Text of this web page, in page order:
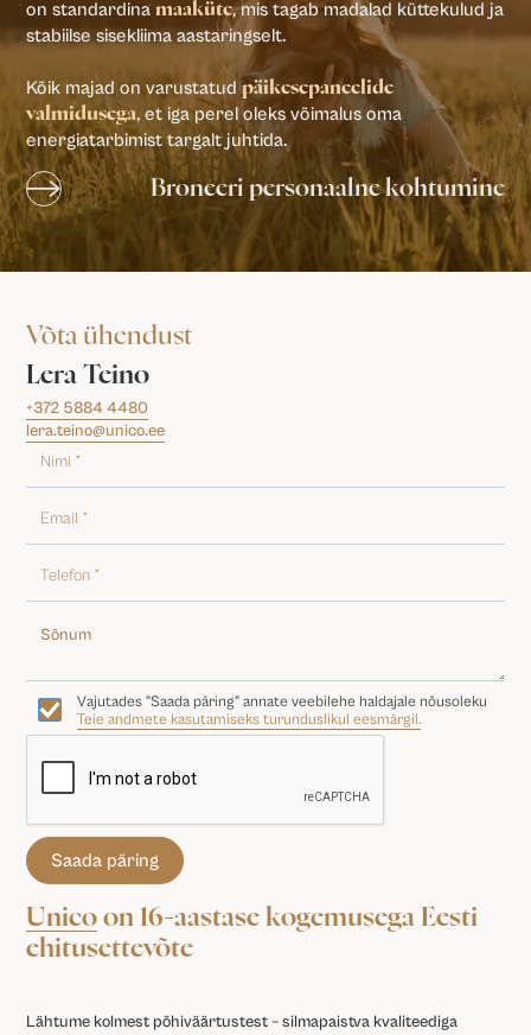
on standardinamaaküte, mis tagab madalad küttekulud ja
stabiilse sisekliima aastaringselt.
Kõik majad on varustatudpäikesepaneelide
valmidusega, et iga perel oleks võimalus oma
energiatarbimist targalt juhtida.
Broneeri personaalne kohtumine
Unico on 16-aastase kogemusega Eesti
ehitusettevõte
Lähtume kolmest põhiväärtustest – silmapaistva kvaliteediga
Võta ühendust
Lera Teino
+372 5884 4480
lera.teino@unico.ee
Vajutades "Saada päring" annate veebilehe haldajale nõusoleku
Teie andmete kasutamiseks turunduslikul eesmärgil.